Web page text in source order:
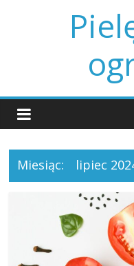
Miesiąc: lipiec